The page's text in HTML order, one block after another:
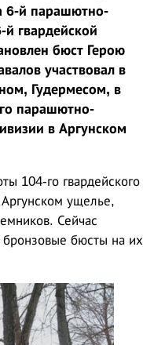
6-й парашютно-
гвардейской
бюст Герою
участвовал в
Гудермесом, в
парашютно-
в Аргунском
104-го гвардейского
ущелье,
Сейчас
бронзовые бюсты на их